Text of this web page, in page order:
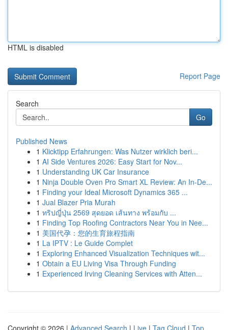
HTML is disabled
Report Page
Search
Go
Published News
1 Klicktipp Erfahrungen: Was Nutzer wirklich beri...
1 AI Side Ventures 2026: Easy Start for Nov...
1 Understanding UK Car Insurance
1 Ninja Double Oven Pro Smart XL Review: An In-De...
1 Finding your Ideal Microsoft Dynamics 365 ...
1 Jual Blazer Pria Murah
1 ทริปญี่ปุ่น 2569 สุดยอด เส้นทาง พร้อมกับ ...
1 Finding Top Roofing Contractors Near You in Nee...
1 美国代孕：您的生育旅程指南
1 La IPTV : Le Guide Complet
1 Exploring Enhanced Visualization Techniques wit...
1 Obtain a EU Living Visa Through Funding
1 Experienced Irving Cleaning Services with Atten...
Copyright © 2026 | Advanced Search | Live | Tag Cloud | Top